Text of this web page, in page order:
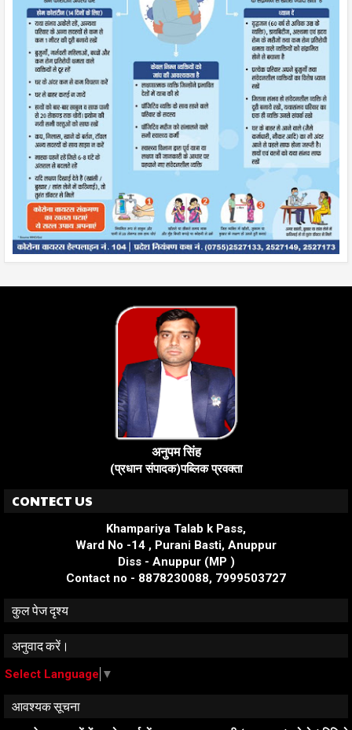
अनुपम सिंह
(प्रधान संपादक)पब्लिक प्रवक्ता
CONTECT US
Khampariya Talab k Pass,
Ward No -14 , Purani Basti, Anuppur
Diss - Anuppur (MP )
Contact no - 8878230088, 7999503727
कुल पेज दृश्य
अनुवाद करें।
Select Language ▼
आवश्यक सूचना